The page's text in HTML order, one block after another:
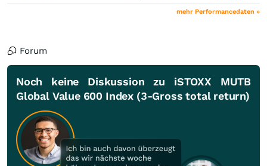
mehr Performancedaten »
Forum
Noch keine Diskussion zu iSTOXX MUTB
Global Value 600 Index (3-Gross total return)